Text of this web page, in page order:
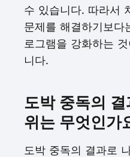
수 있습니다. 따라서
문제를 해결하기보다
로그램을 강화하는
니다.
도박 중독의
위는 무엇인가
도박 중독의 결과로